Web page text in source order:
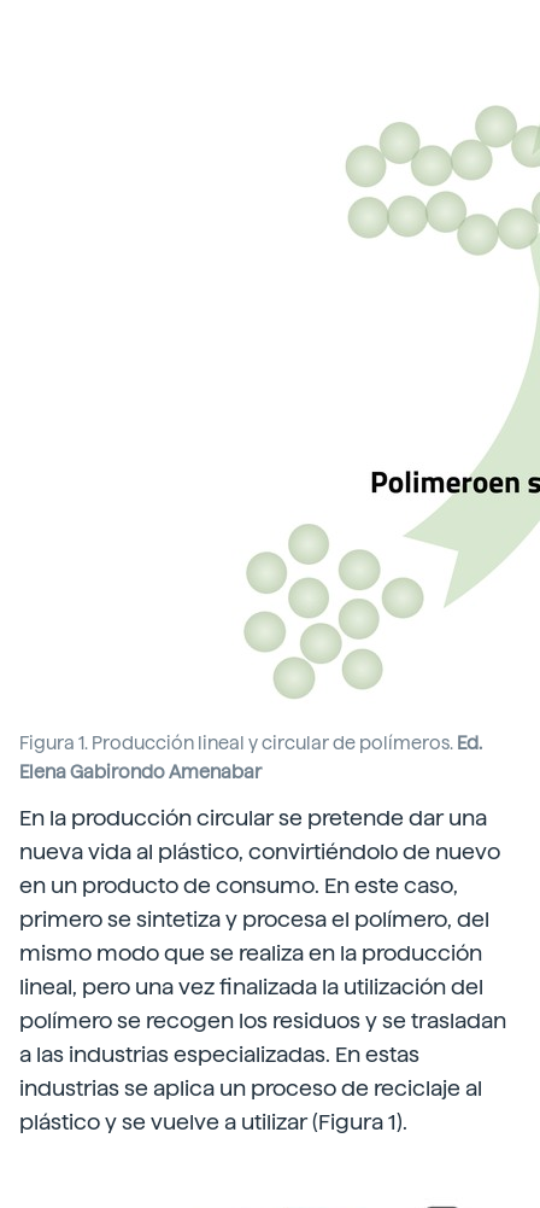
Figura 1. Producción lineal y circular de polímeros. Ed.
Elena Gabirondo Amenabar
En la producción circular se pretende dar una
nueva vida al plástico, convirtiéndolo de nuevo
en un producto de consumo. En este caso,
primero se sintetiza y procesa el polímero, del
mismo modo que se realiza en la producción
lineal, pero una vez finalizada la utilización del
polímero se recogen los residuos y se trasladan
a las industrias especializadas. En estas
industrias se aplica un proceso de reciclaje al
plástico y se vuelve a utilizar (Figura 1).